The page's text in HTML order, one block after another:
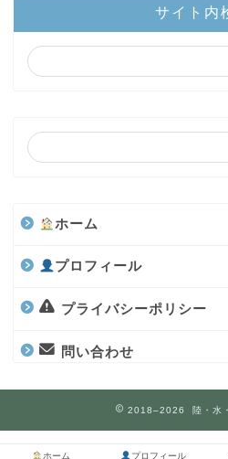
サイト内
ホーム
プロフィール
プライバシーポリシー
問い合わせ
2018–2026 陸・水
ホーム プロフィール